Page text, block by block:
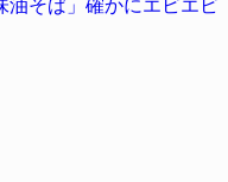
油そば」確かにエビエビ